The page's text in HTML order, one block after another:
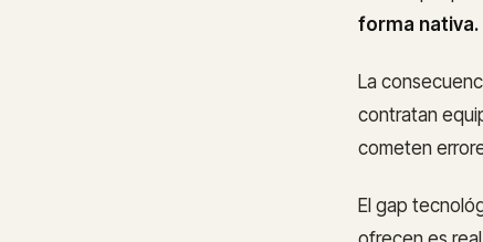
forma nativa.
La
contratan
cometen
El gap